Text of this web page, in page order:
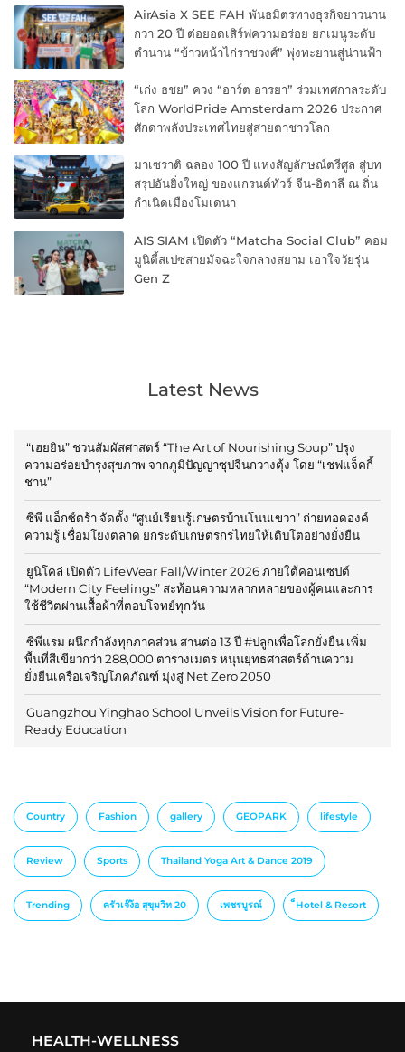
AirAsia X SEE FAH พันธมิตรทางธุรกิจยาวนาน
กว่า 20 ปี ต่อยอดเสิร์ฟความอร่อย ยกเมนูระดับ
ตำนาน “ข้าวหน้าไก่ราชวงศ์” พุ่งทะยานสู่น่านฟ้า
“เก่ง ธชย” ควง “อาร์ต อารยา” ร่วมเทศกาลระดับ
โลก WorldPride Amsterdam 2026 ประกาศ
ศักดาพลังประเทศไทยสู่สายตาชาวโลก
มาเซราติ ฉลอง 100 ปี แห่งสัญลักษณ์ตรีศูล สู่บท
สรุปอันยิ่งใหญ่ ของแกรนด์ทัวร์ จีน-อิตาลี ณ ถิ่น
กำเนิดเมืองโมเดนา
AIS SIAM เปิดตัว “Matcha Social Club” คอม
มูนิตี้สเปซสายมัจฉะใจกลางสยาม เอาใจวัยรุ่น
Gen Z
Latest News
“เฮยยิน” ชวนสัมผัสศาสตร์ “The Art of Nourishing Soup” ปรุง
ความอร่อยบำรุงสุขภาพ จากภูมิปัญญาซุปจีนกวางตุ้ง โดย “เชฟแจ็คกี้
ชาน”
ซีพี แอ็กซ์ตร้า จัดตั้ง “ศูนย์เรียนรู้เกษตรบ้านโนนเขวา” ถ่ายทอดองค์
ความรู้ เชื่อมโยงตลาด ยกระดับเกษตรกรไทยให้เติบโตอย่างยั่งยืน
ยูนิโคล่ เปิดตัว LifeWear Fall/Winter 2026 ภายใต้คอนเซปต์
“Modern City Feelings” สะท้อนความหลากหลายของผู้คนและการ
ใช้ชีวิตผ่านเสื้อผ้าที่ตอบโจทย์ทุกวัน
ซีพีแรม ผนึกกำลังทุกภาคส่วน สานต่อ 13 ปี #ปลูกเพื่อโลกยั่งยืน เพิ่ม
พื้นที่สีเขียวกว่า 288,000 ตารางเมตร หนุนยุทธศาสตร์ด้านความ
ยั่งยืนเครือเจริญโภคภัณฑ์ มุ่งสู่ Net Zero 2050
Guangzhou Yinghao School Unveils Vision for Future-
Ready Education
Country Fashion gallery GEOPARK lifestyle
Review Sports Thailand Yoga Art & Dance 2019
Trending ครัวเจ๊ง้อ สุขุมวิท 20 เพชรบูรณ์ ็Hotel & Resort
HEALTH-WELLNESS